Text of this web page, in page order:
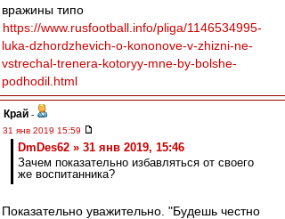
вражины типо
https://www.rusfootball.info/pliga/1146534995-
luka-dzhordzhevich-o-kononove-v-zhizni-ne-
vstrechal-trenera-kotoryy-mne-by-bolshe-
podhodil.html
Край -
31 янв 2019 15:59
DmDes62 » 31 янв 2019, 15:46
Зачем показательно избавляться от своего
же воспитанника?
Показательно уважительно. "Будешь честно